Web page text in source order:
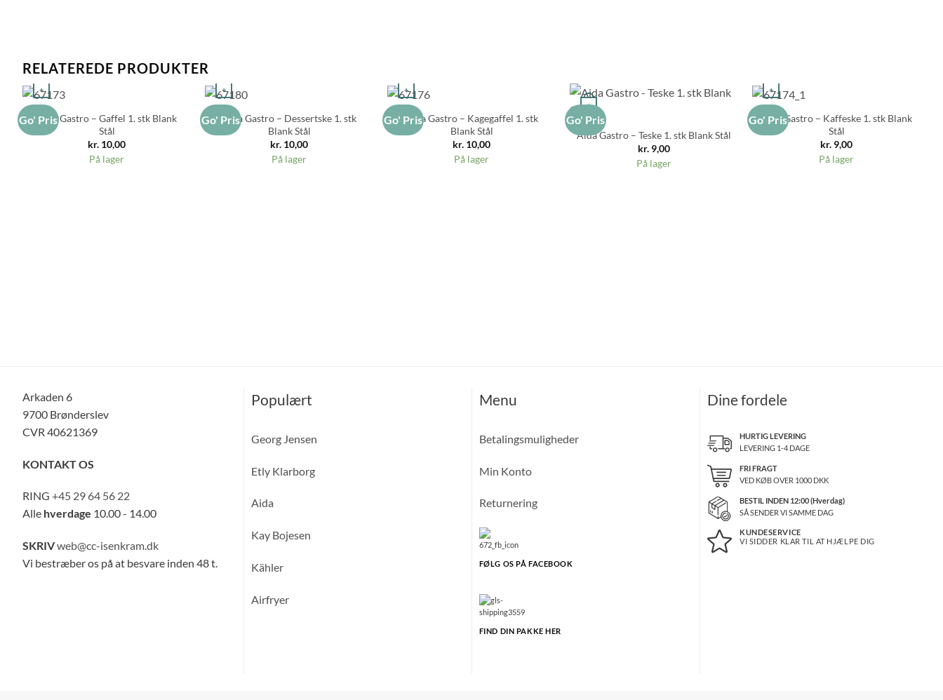
RELATEREDE PRODUKTER
Go' Pris
+
Aida Gastro – Gaffel 1. stk Blank
Stål
kr. 10,00
På lager
Go' Pris
+
Aida Gastro – Dessertske 1. stk
Blank Stål
kr. 10,00
På lager
Go' Pris
+
Aida Gastro – Kagegaffel 1. stk
Blank Stål
kr. 10,00
På lager
Go' Pris
+
Aida Gastro – Teske 1. stk Blank Stål
kr. 9,00
På lager
Go' Pris
+
Aida Gastro – Kaffeske 1. stk Blank
Stål
kr. 9,00
På lager
Arkaden 6
9700 Brønderslev
CVR 40621369
KONTAKT OS
RING +45 29 64 56 22
Alle hverdage 10.00 - 14.00
SKRIVweb@cc-isenkram.dk
Vi bestræber os på at besvare inden 48 t.
Populært
Georg Jensen
Etly Klarborg
Aida
Kay Bojesen
Kähler
Airfryer
Menu
Betalingsmuligheder
Min Konto
Returnering
FØLG OS PÅ FACEBOOK
FIND DIN PAKKE HER
Dine fordele
HURTIG LEVERING
LEVERING 1-4 DAGE
FRI FRAGT
VED KØB OVER 1000DKK
BESTIL INDEN 12:00 (Hverdag)
SÅ SENDER VI SAMME DAG
KUNDESERVICE
VI SIDDER KLAR TIL AT HJÆLPE DIG